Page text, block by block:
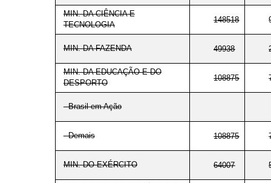
MIN. DA CIÊNCIA E
TECNOLOGIA
148518
MIN. DA FAZENDA 49938
MIN. DA EDUCAÇÃO E DO
DESPORTO
108875
- Brasil em Ação
- Demais 108875
MIN. DO EXÉRCITO 64007